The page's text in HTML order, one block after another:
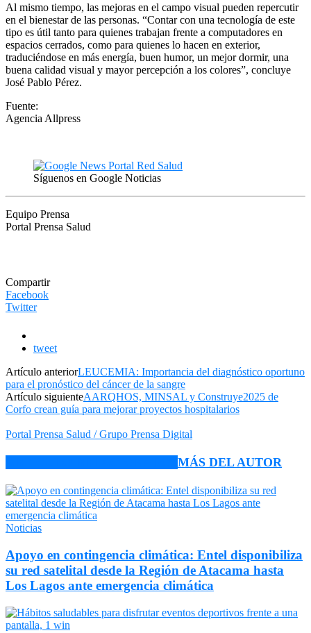
Al mismo tiempo, las mejoras en el campo visual pueden repercutir
en el bienestar de las personas. “Contar con una tecnología de este
tipo es útil tanto para quienes trabajan frente a computadores en
espacios cerrados, como para quienes lo hacen en exterior,
traduciéndose en más energía, buen humor, un mejor dormir, una
buena calidad visual y mayor percepción a los colores”, concluye
José Pablo Pérez.
Fuente:
Agencia Allpress
Síguenos en Google Noticias
Equipo Prensa
Portal Prensa Salud
Compartir
Facebook
Twitter
tweet
Artículo anteriorLEUCEMIA: Importancia del diagnóstico oportuno
para el pronóstico del cáncer de la sangre
Artículo siguienteAARQHOS, MINSAL y Construye2025 de
Corfo crean guía para mejorar proyectos hospitalarios
Portal Prensa Salud / Grupo Prensa Digital
MÁS DEL AUTOR
Noticias
Apoyo en contingencia climática: Entel disponibiliza
su red satelital desde la Región de Atacama hasta
Los Lagos ante emergencia climática